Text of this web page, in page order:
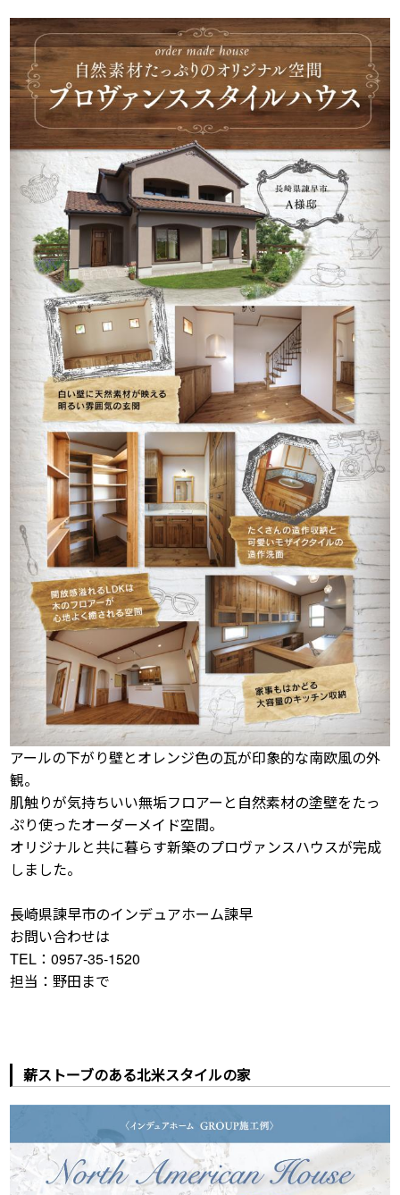
アールの下がり壁とオレンジ色の瓦が印象的な南欧風の外
観。
肌触りが気持ちいい無垢フロアーと自然素材の塗壁をたっ
ぷり使ったオーダーメイド空間。
オリジナルと共に暮らす新築のプロヴァンスハウスが完成
しました。
長崎県諫早市のインデュアホーム諫早
お問い合わせは
TEL：0957-35-1520
担当：野田まで
薪ストーブのある北米スタイルの家